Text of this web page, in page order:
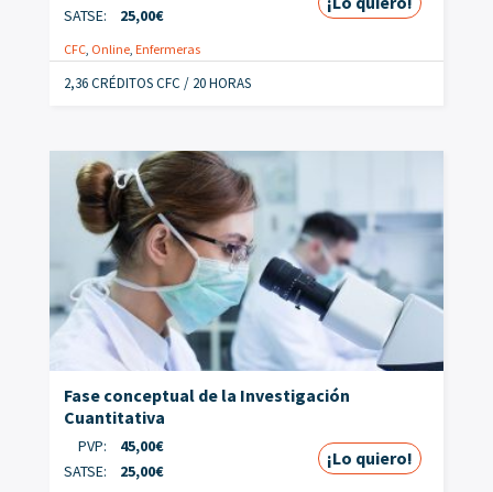
SATSE:
25,00€
CFC, Online, Enfermeras
2,36 CRÉDITOS CFC / 20 HORAS
Fase conceptual de la Investigación
Cuantitativa
PVP: 45,00€
SATSE:
25,00€
¡Lo quiero!